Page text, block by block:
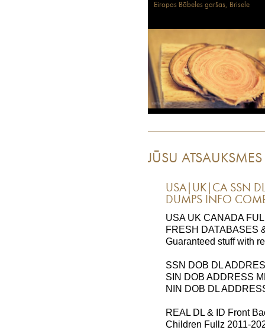
Eiropas Bābeles garšas, Brisele
JŪSU ATSAUKSMES
USA|UK|CA SSN
DUMPS INFO
USA UK CANADA
FRESH DATABASES
Guaranteed stuff with
SSN DOB DL
SIN DOB ADDRESS
NIN DOB DL
REAL DL & ID Front
Children Fullz 2011-